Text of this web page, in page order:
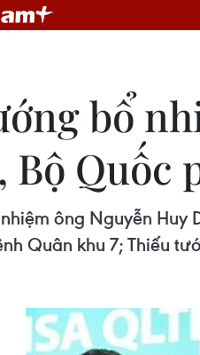
bổ
Bộ Quốc
ông Nguyễn Huy
Quân khu 7; Thiếu